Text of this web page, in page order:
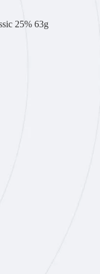
25% 63g